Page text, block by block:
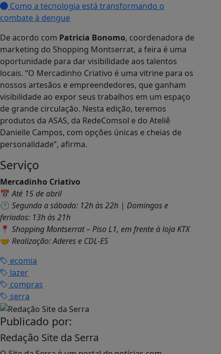
Como a tecnologia está transformando o
combate à dengue
De acordo com Patricia Bonomo, coordenadora de
marketing do Shopping Montserrat, a feira é uma
oportunidade para dar visibilidade aos talentos
locais. “O Mercadinho Criativo é uma vitrine para os
nossos artesãos e empreendedores, que ganham
visibilidade ao expor seus trabalhos em um espaço
de grande circulação. Nesta edição, teremos
produtos da ASAS, da RedeComsol e do Ateliê
Danielle Campos, com opções únicas e cheias de
personalidade”, afirma.
Serviço
Mercadinho Criativo
📅Até 15 de abril
🕐 Segunda a sábado: 12h às 22h | Domingos e
feriados: 13h às 21h
📍 Shopping Montserrat – Piso L1, em frente à loja KTX
🤝 Realização: Aderes e CDL-ES
ecomia
lazer
compras
serra
Publicado por:
Redação Site da Serra